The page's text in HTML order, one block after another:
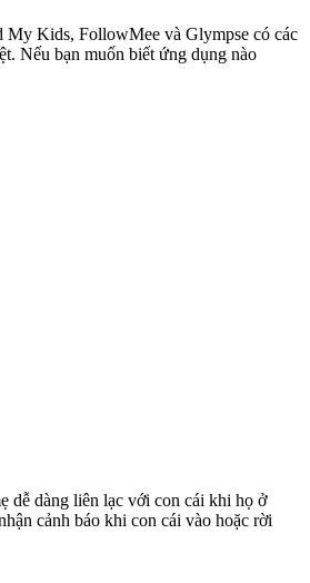
My Kids, FollowMee và Glympse có các
Nếu bạn muốn biết ứng dụng nào
dễ dàng liên lạc với con cái khi họ ở
cảnh báo khi con cái vào hoặc rời